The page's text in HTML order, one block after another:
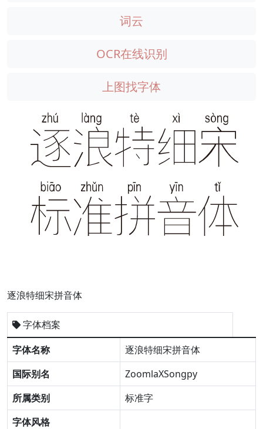
词云
OCR在线识别
上图找字体
逐浪特细宋拼音体
字体档案
字体名称
逐浪特细宋拼音体
国际别名
ZoomlaXSongpy
所属类别
标准字
字体风格